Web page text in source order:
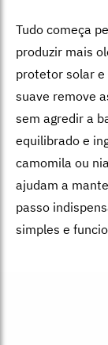
Tudo começa
produzir mais
protetor solar e
suave remove
sem agredir a
equilibrado e
camomila ou
ajudam a
passo
simples e